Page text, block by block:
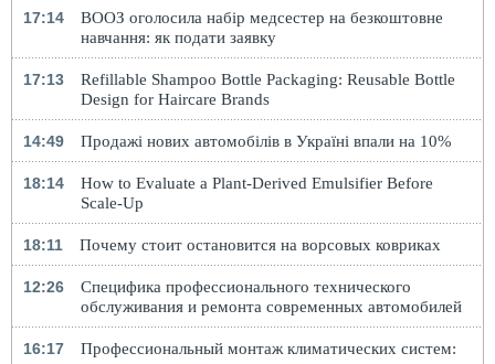
17:14
ВООЗ оголосила набір медсестер на безкоштовне
навчання: як подати заявку
17:13
Refillable Shampoo Bottle Packaging: Reusable Bottle
Design for Haircare Brands
14:49 Продажі нових автомобілів в Україні впали на 10%
18:14
How to Evaluate a Plant-Derived Emulsifier Before
Scale-Up
18:11 Почему стоит остановится на ворсовых ковриках
12:26
Специфика профессионального технического
обслуживания и ремонта современных автомобилей
16:17
Профессиональный монтаж климатических систем: